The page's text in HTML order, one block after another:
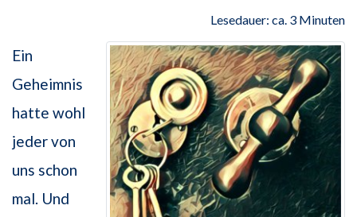
Lesedauer: ca. 3 Minuten
Ein
Geheimnis
hatte wohl
jeder von
uns schon
mal. Und